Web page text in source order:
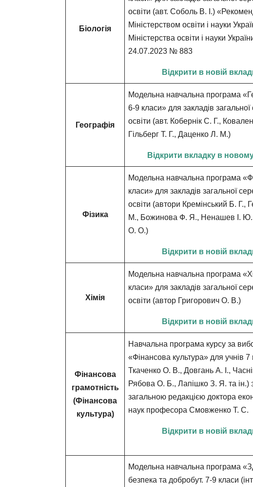
Біологія
освіти (авт. Соболь В. І.)
Міністерством освіти і науки
Міністерства освіти і науки
24.07.2023 № 883
Відкрити в новій
Географія
Модельна навчальна програма
6-9 класи» для закладів загальної
освіти (авт. Кобернік С. Г.,
Гільберг Т. Г., Даценко Л. М.)
Відкрити вкладку в новому
Фізика
Модельна навчальна програма
класи» для закладів загальної
освіти (автори Кремінський Б. Г.,
М., Божинова Ф. Я., Ненашев І. Ю.,
О. О.)
Відкрити в новій
Хімія
Модельна навчальна програма
класи» для закладів загальної
освіти (автор Григорович О. В.)
Відкрити в новій
Фінансова
грамотність
(Фінансова
культура)
Навчальна програма курсу за
«Фінансова культура» для учнів 7
Ткаченко О. В., Довгань А. І.,
Рябова О. Б., Лапішко З. Я. та ін.)
загальною редакцією доктора
наук професора Смовженко Т. С.
Відкрити в новій
Модельна навчальна програма
безпека та добробут. 7-9 класи